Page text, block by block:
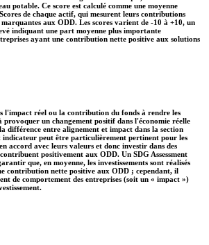
potable. Ce score est calculé comme une moyenne
de chaque actif, qui mesurent leurs contributions
aux ODD. Les scores varient de -10 à +10, un
indiquant une part moyenne plus importante
ayant une contribution nette positive aux solutions
l'impact réel ou la contribution du fonds à rendre les
provoquer un changement positif dans l'économie réelle
différence entre alignement et impact dans la section
indicateur peut être particulièrement pertinent pour les
accord avec leurs valeurs et donc investir dans des
positivement aux ODD. Un SDG Assessment
que, en moyenne, les investissements sont réalisés
contribution nette positive aux ODD ; cependant, il
de comportement des entreprises (soit un « impact »)